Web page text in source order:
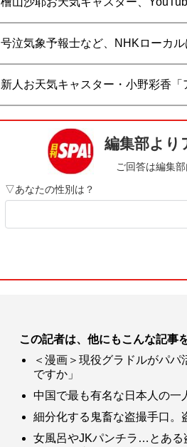
号泣気象予報士など、NHKローカ
新人お天気キャスター・小野彩香「
この記者は、他にもこんな記事
＜漫画＞現役グラドルがパパ
ですか」
中国で最も有名な日本人の一
細分化する鬼畜な盗撮手口。
女風呂やJKパンチラ…とある